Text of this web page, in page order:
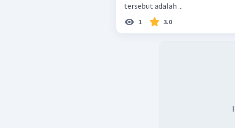
tersebut adalah ...
1 3.0